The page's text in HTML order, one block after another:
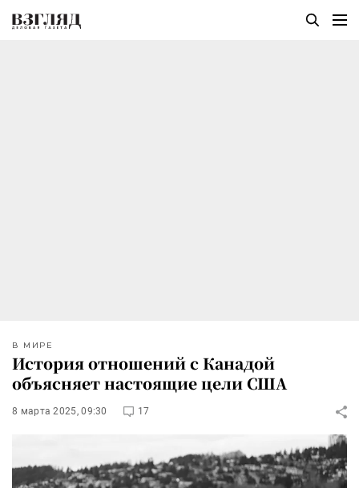
В МИРЕ
История отношений с Канадой
объясняет настоящие цели США
8 марта 2025, 09:30 17